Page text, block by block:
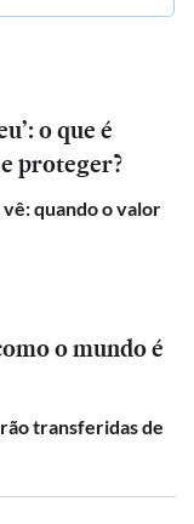
o que é
proteger?
quando o valor
o mundo é
transferidas de